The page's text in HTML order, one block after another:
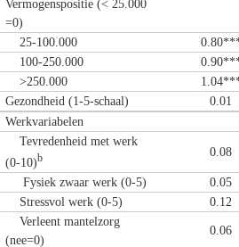
Vermogenspositie (< 25.000
=0)
25-100.000
100-250.000
>250.000
Gezondheid (1-5-schaal)
0.01
Werkvariabelen
Tevredenheid met werk
(0-10)b 0.08
Fysiek zwaar werk (0-5) 0.05
Stressvol werk (0-5)
0.12
Verleent mantelzorg
(nee=0)
0.06